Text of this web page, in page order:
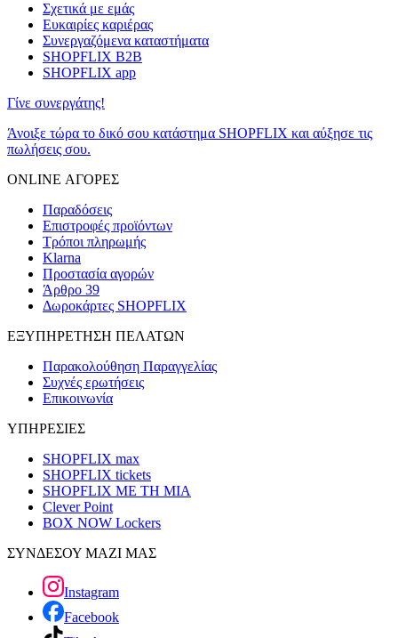
Σχετικά με εμάς
Ευκαιρίες καριέρας
Συνεργαζόμενα καταστήματα
SHOPFLIX B2B
SHOPFLIX app
Γίνε συνεργάτης!
Άνοιξε τώρα το δικό σου κατάστημα SHOPFLIX και αύξησε τις
πωλήσεις σου.
ONLINE ΑΓΟΡΕΣ
Παραδόσεις
Επιστροφές προϊόντων
Τρόποι πληρωμής
Klarna
Προστασία αγορών
Άρθρο 39
Δωροκάρτες SHOPFLIX
ΕΞΥΠΗΡΕΤΗΣΗ ΠΕΛΑΤΩΝ
Παρακολούθηση Παραγγελίας
Συχνές ερωτήσεις
Επικοινωνία
ΥΠΗΡΕΣΙΕΣ
SHOPFLIX max
SHOPFLIX tickets
SHOPFLIX ΜΕ ΤΗ ΜΙΑ
Clever Point
BOX NOW Lockers
ΣΥΝΔΕΣΟΥ ΜΑΖΙ ΜΑΣ
Instagram
Facebook